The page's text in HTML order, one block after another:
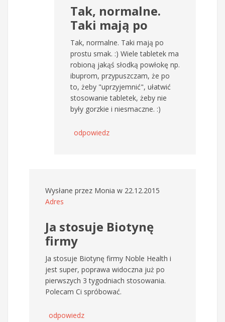
Tak, normalne.
Taki mają po
Tak, normalne. Taki mają po
prostu smak. :) Wiele tabletek ma
robioną jakąś słodką powłokę np.
ibuprom, przypuszczam, że po
to, żeby "uprzyjemnić", ułatwić
stosowanie tabletek, żeby nie
były gorzkie i niesmaczne. :)
odpowiedz
Wysłane przez Monia w 22.12.2015
Adres
Ja stosuje Biotynę
firmy
Ja stosuje Biotynę firmy Noble Health i
jest super, poprawa widoczna już po
pierwszych 3 tygodniach stosowania.
Polecam Ci spróbować.
odpowiedz